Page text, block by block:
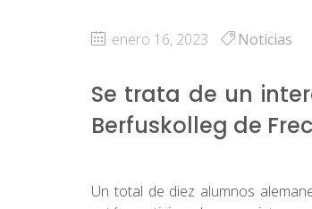
enero 16, 2023 Noticias
Se trata de un
Berfuskolleg de
Un total de diez alumnos